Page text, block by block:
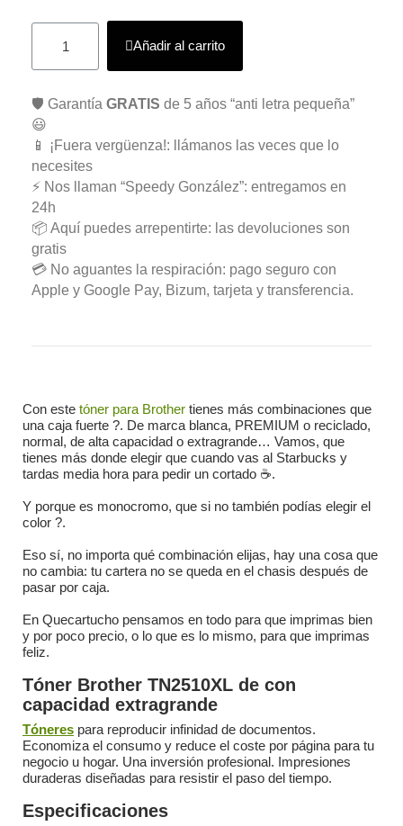
Añadir al carrito
🛡️ Garantía GRATIS de 5 años “anti letra pequeña”
😃
📱 ¡Fuera vergüenza!: llámanos las veces que lo
necesites
⚡ Nos llaman “Speedy González”: entregamos en
24h
📦 Aquí puedes arrepentirte: las devoluciones son
gratis
💳 No aguantes la respiración: pago seguro con
Apple y Google Pay, Bizum, tarjeta y transferencia.
Con este tóner para Brother tienes más combinaciones que
una caja fuerte ?. De marca blanca, PREMIUM o reciclado,
normal, de alta capacidad o extragrande… Vamos, que
tienes más donde elegir que cuando vas al Starbucks y
tardas media hora para pedir un cortado ☕.
Y porque es monocromo, que si no también podías elegir el
color ?.
Eso sí, no importa qué combinación elijas, hay una cosa que
no cambia: tu cartera no se queda en el chasis después de
pasar por caja.
En Quecartucho pensamos en todo para que imprimas bien
y por poco precio, o lo que es lo mismo, para que imprimas
feliz.
Tóner Brother TN2510XL de con
capacidad extragrande
Tóneres para reproducir infinidad de documentos.
Economiza el consumo y reduce el coste por página para tu
negocio u hogar. Una inversión profesional. Impresiones
duraderas diseñadas para resistir el paso del tiempo.
Especificaciones